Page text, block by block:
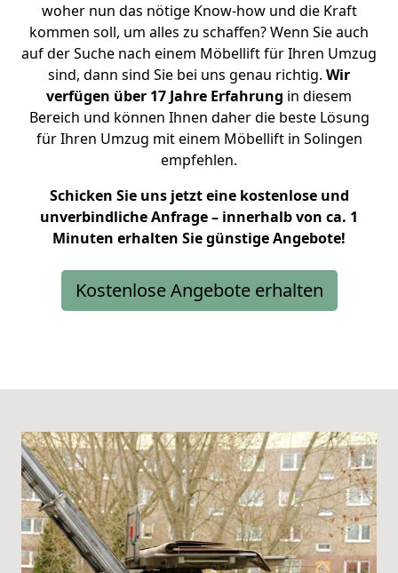
woher nun das nötige Know-how und die Kraft
kommen soll, um alles zu schaffen? Wenn Sie auch
auf der Suche nach einem Möbellift für Ihren Umzug
sind, dann sind Sie bei uns genau richtig. Wir
verfügen über 17 Jahre Erfahrung in diesem
Bereich und können Ihnen daher die beste Lösung
für Ihren Umzug mit einem Möbellift in Solingen
empfehlen.
Schicken Sie uns jetzt eine kostenlose und
unverbindliche Anfrage – innerhalb von ca. 1
Minuten erhalten Sie günstige Angebote!
Kostenlose Angebote erhalten